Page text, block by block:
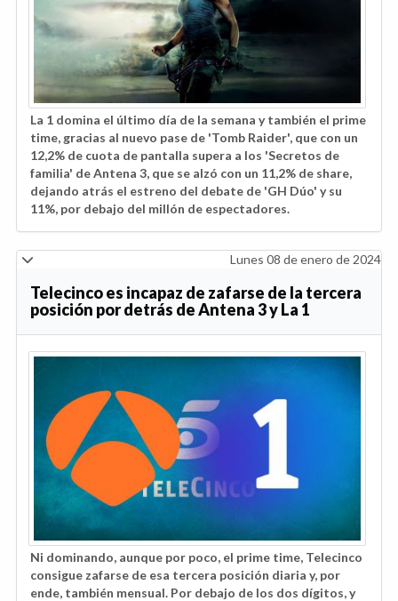
La 1 domina el último día de la semana y también el prime
time, gracias al nuevo pase de 'Tomb Raider', que con un
12,2% de cuota de pantalla supera a los 'Secretos de
familia' de Antena 3, que se alzó con un 11,2% de share,
dejando atrás el estreno del debate de 'GH Dúo' y su
11%, por debajo del millón de espectadores.
Lunes 08 de enero de 2024
Telecinco es incapaz de zafarse de la tercera
posición por detrás de Antena 3 y La 1
Ni dominando, aunque por poco, el prime time, Telecinco
consigue zafarse de esa tercera posición diaria y, por
ende, también mensual. Por debajo de los dos dígitos, y